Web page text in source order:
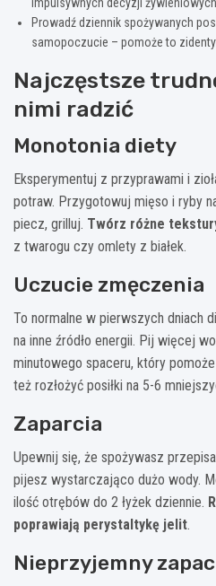
Prowadź dziennik spożywanych
samopoczucie – pomoże to
Najczęstsze
nimi radzić
Monotonia diety
Eksperymentuj z przyprawami i
potraw. Przygotowuj mięso i ryby
piecz, grilluj. Twórz różne
z twarogu czy omlety z białek.
Uczucie zmęczenia
To normalne w pierwszych dniach
na inne źródło energii. Pij więcej
minutowego spaceru, który
też rozłożyć posiłki na 5-6
Zaparcia
Upewnij się, że spożywasz
pijesz wystarczająco dużo wody.
ilość otrębów do 2 łyżek dziennie.
poprawiają perystaltykę jelit.
Nieprzyjemny